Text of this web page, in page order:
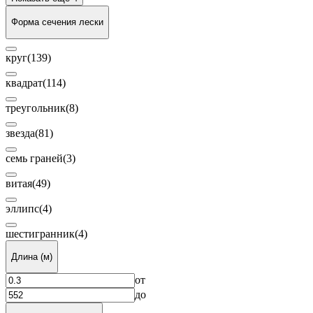
Форма сечения лески
круг(139)
квадрат(114)
треугольник(8)
звезда(81)
семь граней(3)
витая(49)
эллипс(4)
шестигранник(4)
Длина (м)
от
до